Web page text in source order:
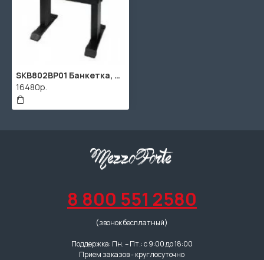
SKB802BP01 Банкетка, черная, Superfix
16480р.
8 800 551 2580
(звонок бесплатный)
Поддержка: Пн. – Пт.: с 9:00 до 18:00
Прием заказов - круглосуточно